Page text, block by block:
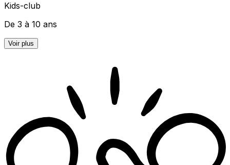
Kids-club
De 3 à 10 ans
Voir plus